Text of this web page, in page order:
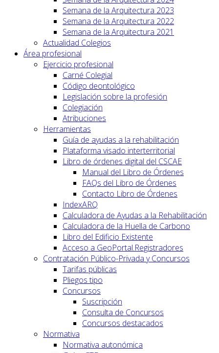
Semana de la Arquitectura 2023
Semana de la Arquitectura 2022
Semana de la Arquitectura 2021
Actualidad Colegios
Área profesional
Ejercicio profesional
Carné Colegial
Código deontológico
Legislación sobre la profesión
Colegiación
Atribuciones
Herramientas
Guía de ayudas a la rehabilitación
Plataforma visado interterritorial
Libro de órdenes digital del CSCAE
Manual del Libro de Órdenes
FAQs del Libro de Órdenes
Contacto Libro de Órdenes
IndexARQ
Calculadora de Ayudas a la Rehabilitación
Calculadora de la Huella de Carbono
Libro del Edificio Existente
Acceso a GeoPortal.Registradores
Contratación Público-Privada y Concursos
Tarifas públicas
Pliegos tipo
Concursos
Suscripción
Consulta de Concursos
Concursos destacados
Normativa
Normativa autonómica